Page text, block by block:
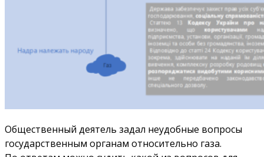
Общественный деятель задал неудобные вопросы
государственным органам относительно газа.